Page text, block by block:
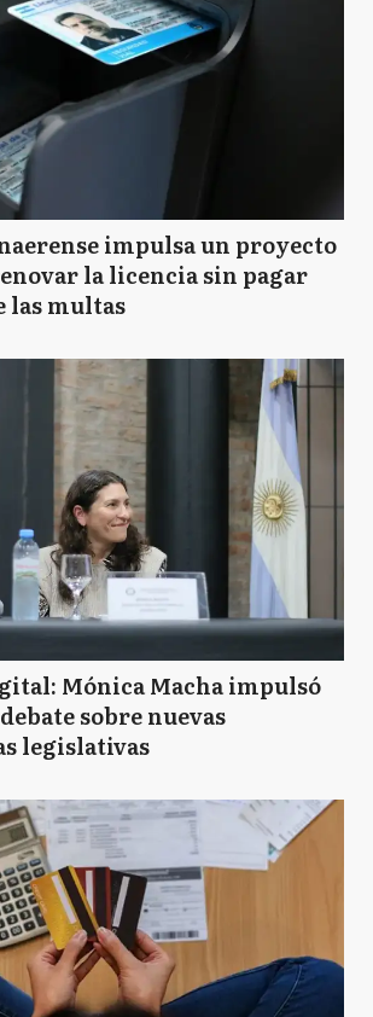
impulsa un proyecto
la licencia sin pagar
las multas
Mónica Macha impulsó
sobre nuevas
legislativas